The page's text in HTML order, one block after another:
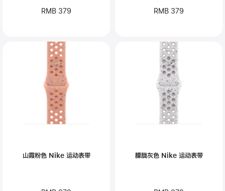
RMB 379 RMB 379
山霞粉色 Nike 运动表带 朦胧灰色 Nike 运动表带